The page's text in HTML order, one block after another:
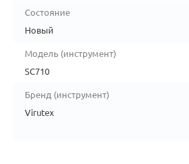
Состояние
Новый
Модель (инструмент)
SC710
Бренд (инструмент)
Virutex